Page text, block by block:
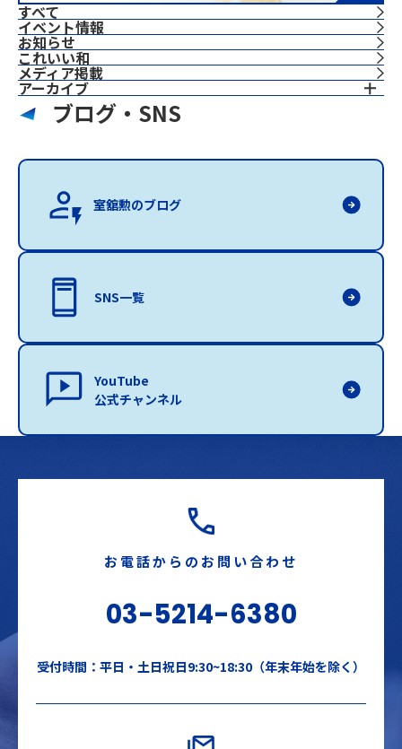
すべて
イベント情報
お知らせ
これいい和
⁨⁩メディア掲載
アーカイブ
ブログ・SNS
室舘勲のブログ
SNS一覧
YouTube
公式チャンネル
お電話からのお問い合わせ
03-5214-6380
受付時間：平日・土日祝日9:30~18:30（年末年始を除く）